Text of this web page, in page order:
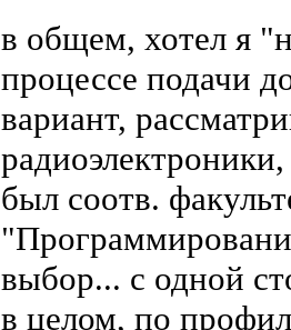
в общем, хотел я
процессе подачи
вариант,
был соотв.
выбор... с одной
в целом, по